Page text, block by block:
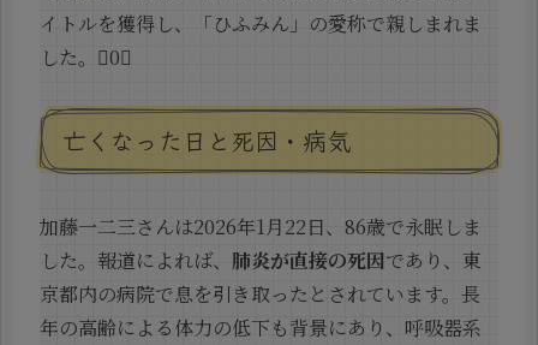
イトルを獲得し、「ひふみん」の愛称で親しまれま
した。0
亡くなった日と死因・病気
加藤一二三さんは2026年1月22日、86歳で永眠しま
した。報道によれば、 肺炎が直接の死因であり、東
京都内の病院で息を引き取ったとされています。長
年の高齢による体力の低下も背景にあり、呼吸器系